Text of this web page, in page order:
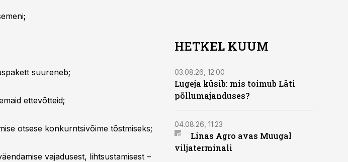
suureneb;
ettevõtteid;
otsese konkurntsivõime tõstmiseks;
vajadusest, lihtsustamisest –
HETKEL KUUM
03.08.26, 12:00
Lugeja küsib: mis toimub Läti
põllumajanduses?
04.08.26, 11:23
Linas Agro avas Muugal
viljaterminali